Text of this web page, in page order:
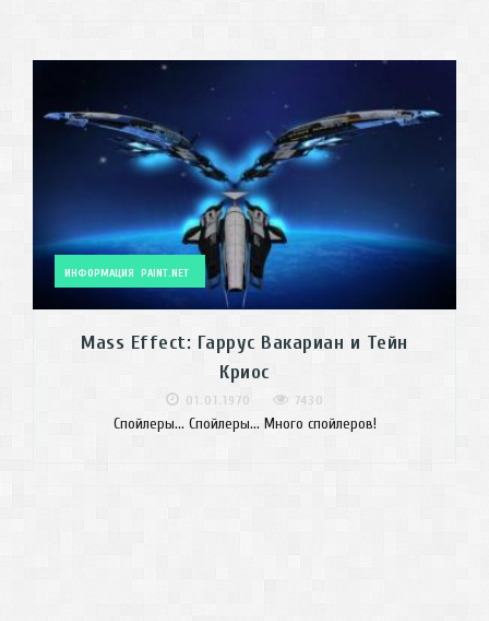
ИНФОРМАЦИЯ PAINT.NET
Mass Effect: Гаррус Вакариан и Тейн
Криос
01.01.1970 7430
Спойлеры... Спойлеры... Много спойлеров!